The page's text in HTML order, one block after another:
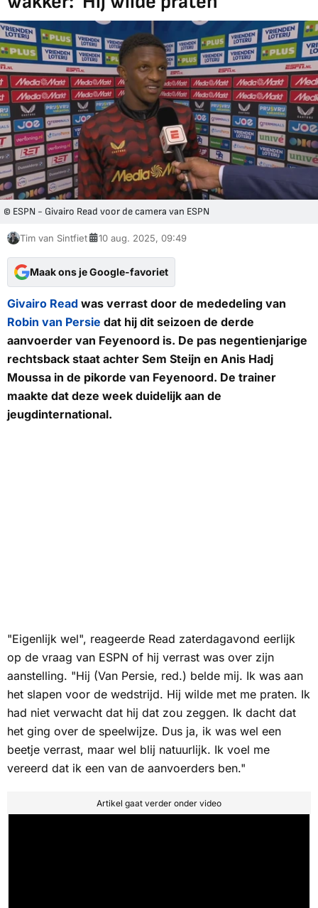
© ESPN - Givairo Read voor de camera van ESPN
Tim van Sintfiet 10 aug. 2025, 09:49
Maak ons je Google-favoriet
Givairo Read was verrast door de mededeling van
Robin van Persie dat hij dit seizoen de derde
aanvoerder van Feyenoord is. De pas negentienjarige
rechtsback staat achter Sem Steijn en Anis Hadj
Moussa in de pikorde van Feyenoord. De trainer
maakte dat deze week duidelijk aan de
jeugdinternational.
"Eigenlijk wel", reageerde Read zaterdagavond eerlijk
op de vraag van ESPN of hij verrast was over zijn
aanstelling. "Hij (Van Persie, red.) belde mij. Ik was aan
het slapen voor de wedstrijd. Hij wilde met me praten. Ik
had niet verwacht dat hij dat zou zeggen. Ik dacht dat
het ging over de speelwijze. Dus ja, ik was wel een
beetje verrast, maar wel blij natuurlijk. Ik voel me
vereerd dat ik een van de aanvoerders ben."
Artikel gaat verder onder video